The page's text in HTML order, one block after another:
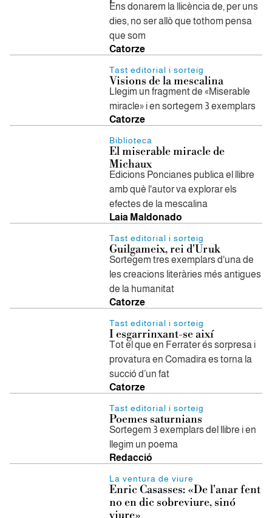
Ens donarem la llicència de, per uns
dies, no ser allò que tothom pensa
que som
Catorze
Tast editorial i sorteig
Visions de la mescalina
Llegim un fragment de «Miserable
miracle» i en sortegem 3 exemplars
Catorze
Biblioteca
El miserable miracle de
Michaux
Edicions Poncianes publica el llibre
amb què l'autor va explorar els
efectes de la mescalina
Laia Maldonado
Tast editorial i sorteig
Guilgameix, rei d'Uruk
Sortegem tres exemplars d'una de
les creacions literàries més antigues
de la humanitat
Catorze
Tast editorial i sorteig
I esgarrinxant-se així
Tot el que en Ferrater és sorpresa i
provatura en Comadira es torna la
succió d’un fat
Catorze
Tast editorial i sorteig
Poemes saturnians
Sortegem 3 exemplars del llibre i en
llegim un poema
Redacció
La ventura de viure
Enric Casasses: «De l'anar fent
no en dic sobreviure, sinó